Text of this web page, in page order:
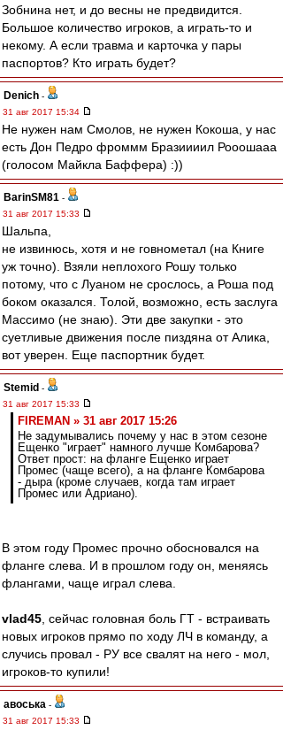
Зобнина нет, и до весны не предвидится.
Большое количество игроков, а играть-то и
некому. А если травма и карточка у пары
паспортов? Кто играть будет?
Denich -
31 авг 2017 15:34
Не нужен нам Смолов, не нужен Кокоша, у нас
есть Дон Педро фроммм Бразиииил Рооошааа
(голосом Майкла Баффера) :))
BarinSM81 -
31 авг 2017 15:33
Шальпа,
не извинюсь, хотя и не говнометал (на Книге
уж точно). Взяли неплохого Рошу только
потому, что с Луаном не срослось, а Роша под
боком оказался. Толой, возможно, есть заслуга
Массимо (не знаю). Эти две закупки - это
суетливые движения после пиздяна от Алика,
вот уверен. Еще паспортник будет.
Stemid -
31 авг 2017 15:33
FIREMAN » 31 авг 2017 15:26
Не задумывались почему у нас в этом сезоне
Ещенко "играет" намного лучше Комбарова?
Ответ прост: на фланге Ещенко играет
Промес (чаще всего), а на фланге Комбарова
- дыра (кроме случаев, когда там играет
Промес или Адриано).
В этом году Промес прочно обосновался на
фланге слева. И в прошлом году он, меняясь
флангами, чаще играл слева.
vlad45 , сейчас головная боль ГТ - встраивать
новых игроков прямо по ходу ЛЧ в команду, а
случись провал - РУ все свалят на него - мол,
игроков-то купили!
авоська -
31 авг 2017 15:33